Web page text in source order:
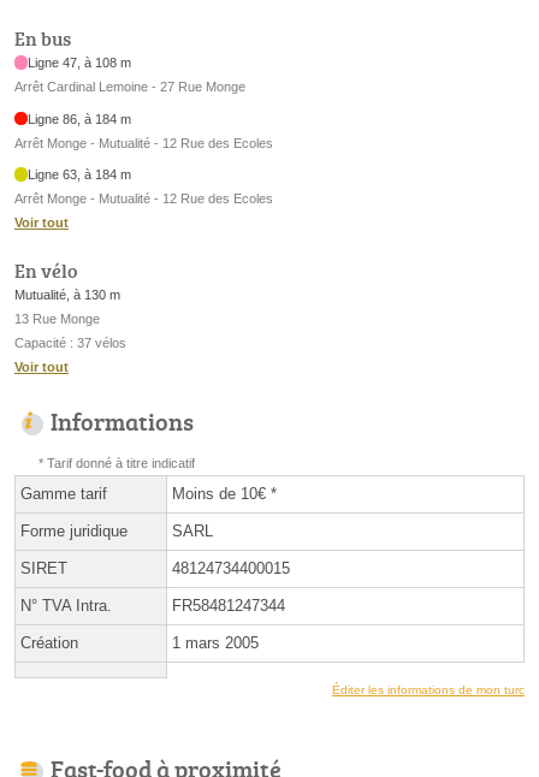
En bus
Ligne 47, à 108 m
Arrêt Cardinal Lemoine - 27 Rue Monge
Ligne 86, à 184 m
Arrêt Monge - Mutualité - 12 Rue des Ecoles
Ligne 63, à 184 m
Arrêt Monge - Mutualité - 12 Rue des Ecoles
Voir tout
En vélo
Mutualité, à 130 m
13 Rue Monge
Capacité : 37 vélos
Voir tout
Informations
* Tarif donné à titre indicatif
Gamme tarif Moins de 10€ *
Forme juridique SARL
SIRET 48124734400015
N° TVA Intra. FR58481247344
Création 1 mars 2005
Éditer les informations de mon turc
Fast-food à proximité